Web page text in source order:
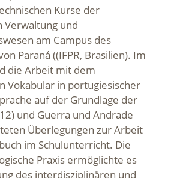
Kurse der
Verwaltung und
am Campus des
Paraná ((IFPR, Brasilien). Im
die Arbeit mit dem
Vokabular in portugiesischer
auf der Grundlage der
und Guerra und Andrade
Überlegungen zur Arbeit
im Schulunterricht. Die
Praxis ermöglichte es
des interdisziplinären und